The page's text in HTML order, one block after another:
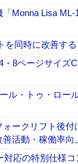
Monna Lisa
を同時に改善す
8ページサイズ
ル・トゥ・ロー
ークリフト後付
活動・稼働率向
応の特別仕様